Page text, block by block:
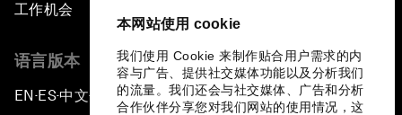
本网站使用 cookie
我们使用 Cookie 来制作贴合用户需求的内
容与广告、提供社交媒体功能以及分析我们
的流量。我们还会与社交媒体、广告和分析
合作伙伴分享您对我们网站的使用情况，这
工作机会
语言版本
EN ▪ ES▪中文▪ 日本語